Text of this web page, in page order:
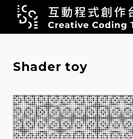
跳
主
內
容
Shader toy